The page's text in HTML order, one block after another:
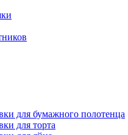
для бумажного полотенца
для торта